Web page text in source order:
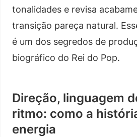
tonalidades e revisa
transição pareça natural.
é um dos segredos de
biográfico do Rei do Pop.
Direção, linguagem
ritmo: como a
energia